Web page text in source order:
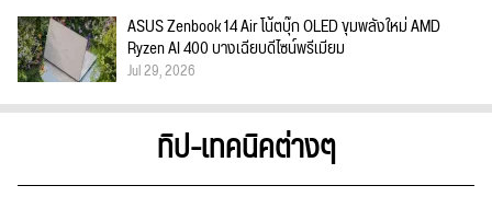
ASUS Zenbook 14 Air โน้ตบุ๊ก OLED ขุมพลังใหม่ AMD
Ryzen AI 400 บางเฉียบดีไซน์พรีเมียม
Jul 29, 2026
ทิป-เทคนิคต่างๆ